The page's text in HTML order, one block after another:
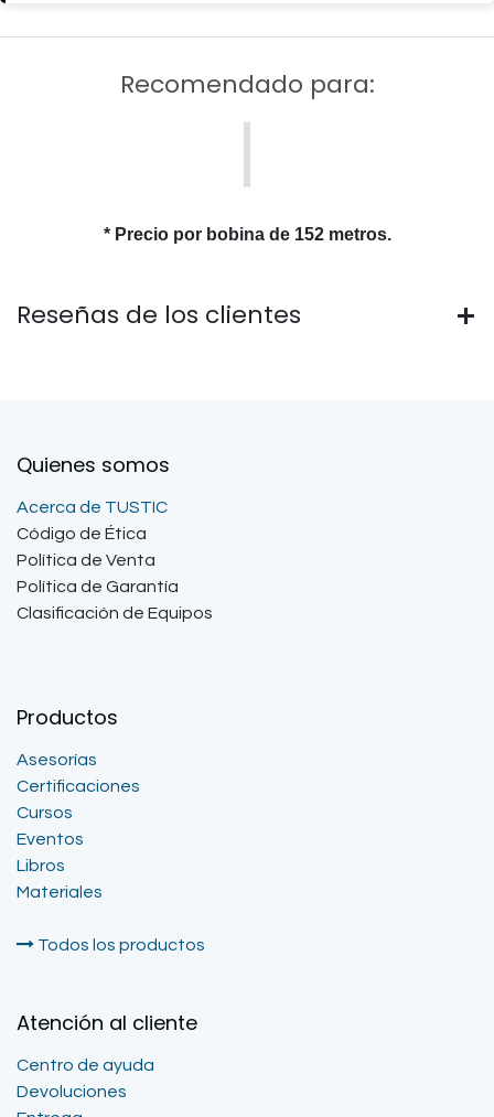
Recomendado para:
* Precio por bobina de 152 metros.
Reseñas de los clientes
Quienes somos
Acerca de TUSTIC
Código de Ética
Política de Venta
Política de Garantía
Clasificación de Equipos
Productos
Asesorías
Certificaciones
Cursos
Eventos
Libros
Materiales
Todos los productos
Atención al cliente
Centro de ayuda
Devoluciones